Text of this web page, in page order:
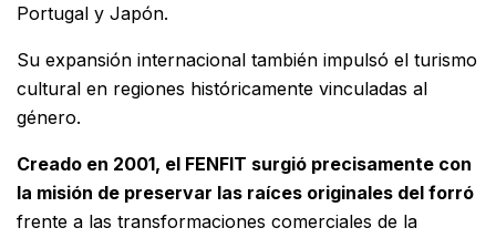
Portugal y Japón.
Su expansión internacional también impulsó el turismo
cultural en regiones históricamente vinculadas al
género.
Creado en 2001, el FENFIT surgió precisamente con
la misión de preservar las raíces originales del forró
frente a las transformaciones comerciales de la